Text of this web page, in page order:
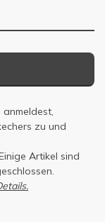
zu und
Artikel sind